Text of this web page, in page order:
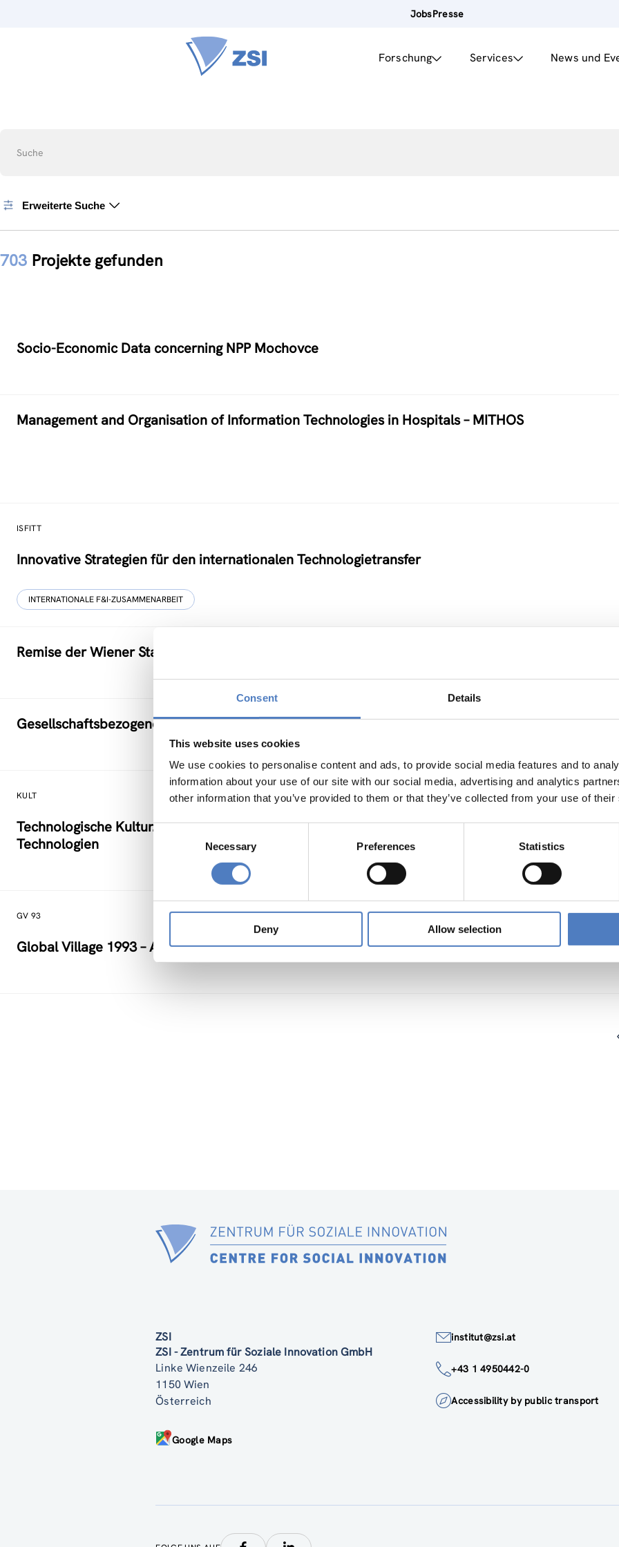
Consent Details
This website uses cookies
We use cookies to personalise content and ads, to provide social media features and to
information about your use of our site with our social media, advertising and analytics
other information that you’ve provided to them or that they’ve collected from your use of
Consent
Necessary Preferences Statistics
Deny Allow selection
JobsPresse
Forschung Services News und
Suche
Erweiterte Suche
703 Projekte gefunden
Socio-Economic Data concerning NPP Mochovce
Management and Organisation of Information Technologies in Hospitals – MITHOS
ISFITT
Innovative Strategien für den internationalen Technologietransfer
INTERNATIONALE F&I-ZUSAMMENARBEIT
Remise der Wiener Stadtwerke
Gesellschaftsbezogene Aspekte der Forschungs- und Technologieförderung der EG – GAFTEG
KULT
Technologische Kultur. Eine Studie über die künstlerische Auseinandersetzung mit neuen
Technologien
GV 93
Global Village 1993 – Architektur und Stadtplanung im Zeitalter der Telekommunikation“
ZSI
ZSI - Zentrum für Soziale Innovation GmbH
Linke Wienzeile 246
1150 Wien
Österreich
Google Maps
institut@zsi.at
+43 1 4950442-0
Accessibility by public transport